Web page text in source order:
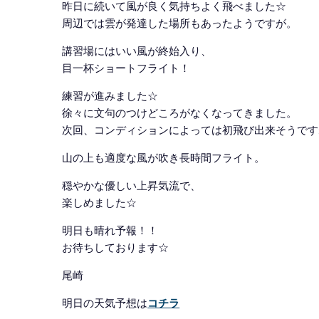
昨日に続いて風が良く気持ちよく飛べました☆
周辺では雲が発達した場所もあったようですが。
講習場にはいい風が終始入り、
目一杯ショートフライト！
練習が進みました☆
徐々に文句のつけどころがなくなってきました。
次回、コンディションによっては初飛び出来そうで
山の上も適度な風が吹き長時間フライト。
穏やかな優しい上昇気流で、
楽しめました☆
明日も晴れ予報！！
お待ちしております☆
尾崎
明日の天気予想はコチラ